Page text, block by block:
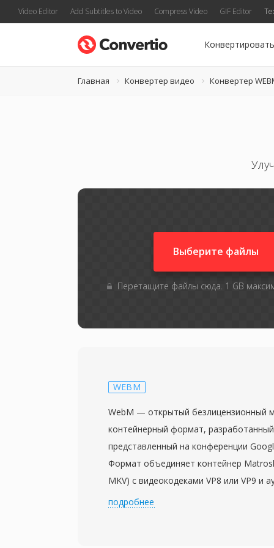
Video Editor Add Subtitles to Video Compress Video GIF Editor
Конвертировать
Главная Конвертер видео Конвертер
Выберите файлы
Перетащите файлы сюда. 1 GB
WEBM
WebM — открытый безлицензионный
контейнерный формат,
представленный на конференции
Формат объединяет контейнер
MKV) с видеокодеками VP8 или VP9 и
или Opus, создавая полностью
подробнее